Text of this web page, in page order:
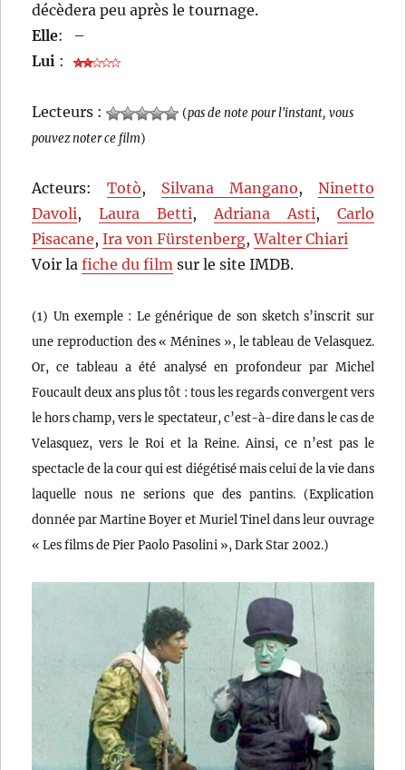
décèdera peu après le tournage.
Elle:
–
Lui :
Lecteurs : (pas de note pour l'instant, vous
pouvez noter ce film)
Acteurs:Totò, Silvana Mangano, Ninetto
Davoli,Laura Betti,Adriana Asti, Carlo
Pisacane,Ira von Fürstenberg,Walter Chiari
Voir lafiche du film sur le site IMDB.
(1) Un exemple : Le générique de son sketch s’inscrit sur
une reproduction des « Ménines », le tableau de Velasquez.
Or, ce tableau a été analysé en profondeur par Michel
Foucault deux ans plus tôt : tous les regards convergent vers
le hors champ, vers le spectateur, c’est-à-dire dans le cas de
Velasquez, vers le Roi et la Reine. Ainsi, ce n’est pas le
spectacle de la cour qui est diégétisé mais celui de la vie dans
laquelle nous ne serions que des pantins. (Explication
donnée par Martine Boyer et Muriel Tinel dans leur ouvrage
« Les films de Pier Paolo Pasolini », Dark Star 2002.)